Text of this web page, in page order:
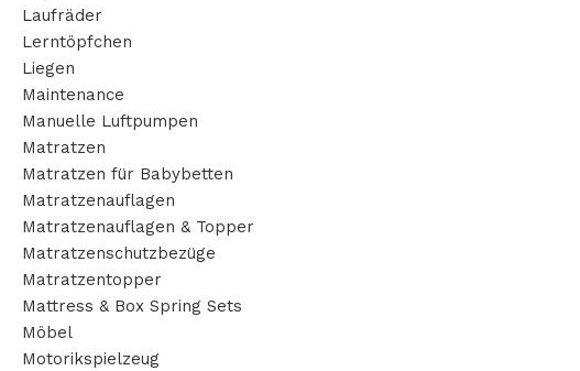
Laufräder
Lerntöpfchen
Liegen
Maintenance
Manuelle Luftpumpen
Matratzen
Matratzen für Babybetten
Matratzenauflagen
Matratzenauflagen & Topper
Matratzenschutzbezüge
Matratzentopper
Mattress & Box Spring Sets
Möbel
Motorikspielzeug